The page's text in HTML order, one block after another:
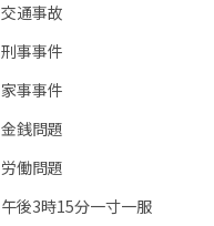
交通事故
刑事事件
家事事件
金銭問題
労働問題
午後3時15分一寸一服